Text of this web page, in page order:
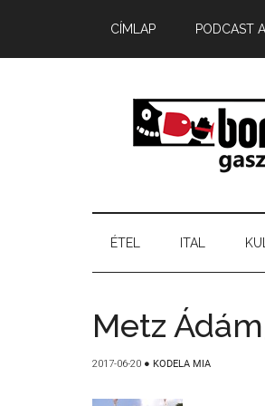
CÍMLAP PODCAST
ÉTEL ITAL
Metz
2017-06-20 ● KODELA MIA